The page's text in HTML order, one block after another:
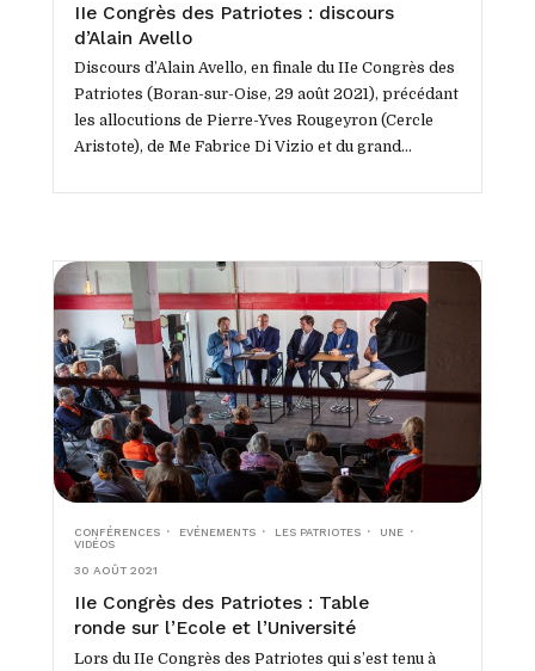
IIe Congrès des Patriotes : discours
d’Alain Avello
Discours d’Alain Avello, en finale du IIe Congrès des
Patriotes (Boran-sur-Oise, 29 août 2021), précédant
les allocutions de Pierre-Yves Rougeyron (Cercle
Aristote), de Me Fabrice Di Vizio et du grand...
CONFÉRENCES EVÉNEMENTS LES PATRIOTES
UNE
VIDÉOS
30 AOÛT 2021
IIe Congrès des Patriotes : Table
ronde sur l’Ecole et l’Université
Lors du IIe Congrès des Patriotes qui s’est tenu à